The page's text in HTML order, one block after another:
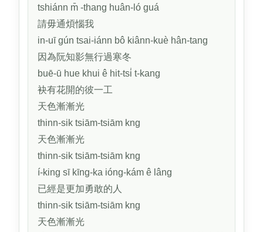
tshiánn m̄ -thang huân-ló guá
請毋通煩惱我
in-uī gún tsai-iánn bô kiânn-kuè hân-tang
因為阮知影無行過寒冬
buē-ū hue khui ê hit-tsi̍ t-kang
袂有花開的彼一工
天色漸漸光
thinn-sik tsiām-tsiām kng
天色漸漸光
thinn-sik tsiām-tsiām kng
í-king sī kīng-ka ióng-kám ê lâng
已經是更加勇敢的人
thinn-sik tsiām-tsiām kng
天色漸漸光